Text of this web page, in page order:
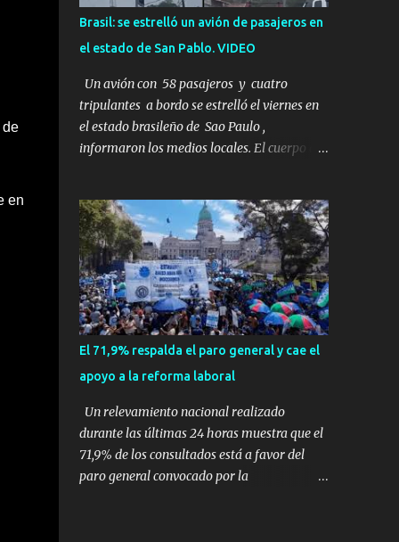
en
desierto se convirtió en un misterio de ocho
años, cuya respuesta resultó ser más
aterradora de lo que nadie podría haber
imaginado. Esta historia comenzó en 2011.
Sarah y Andrew eran una pareja normal de
Colorado. Ella tenía 26 años. Él, 28. No eran
aficionados a los deportes extremos ni
querían pasar un fin de semana lejos de la
ciudad. Su plan era de lo más sencillo. Tomar
su viejo pero confiable auto, con...
Brasil: se estrelló un avión de pasajeros en
el estado de San Pablo. VIDEO
Un avión con 58 pasajeros y cuatro
tripulantes a bordo se estrelló el viernes en
el estado brasileño de Sao Paulo ,
informaron los medios locales. El cuerpo de
medio local G1, en el complejo residencial
Recanto Florido. video; La cadena de
televisión brasileña GloboNews mostró
imágenes de una gran zona en llamas y
humo saliendo de un aparente fuselaje del
avión. Otras imágenes de GloboNews
mostraban un avión que descendía
verticalmente en espiral mientras que un
usuario compartió las llamas y la densa
humareda negra que salían de la nave, que
se había estrellado a metros de su casa,
entre los árboles. Según confirmó la
aerolínea, Voepass Linhas Aéreas, se trataba
El 71,9% respalda el paro general y cae el
apoyo a la reforma laboral
Un relevamiento nacional realizado
durante las últimas 24 horas muestra que el
71,9% de los consultados está a favor del
paro general convocado por la